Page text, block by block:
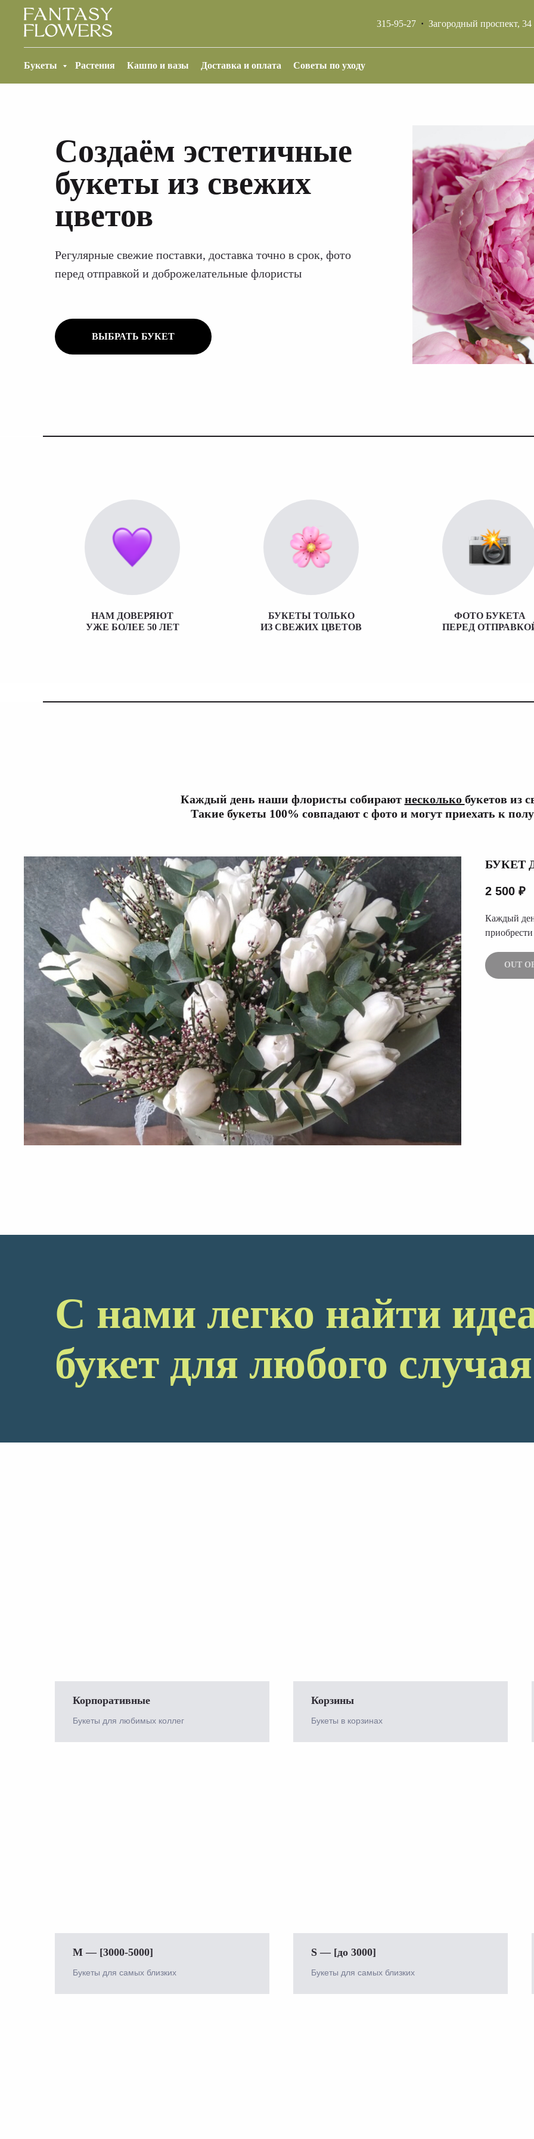
315-95-27 · Загородный проспект, 34
Букеты Растения Кашпо и вазы Доставка и оплата Советы по уходу
Cоздаём эстетичные
букеты из свежих
цветов
Регулярные свежие поставки, доставка точно в срок, фото
перед отправкой и доброжелательные флористы
ВЫБРАТЬ БУКЕТ
НАМ ДОВЕРЯЮТ
УЖЕ БОЛЕЕ 50 ЛЕТ
БУКЕТЫ ТОЛЬКО
ИЗ СВЕЖИХ ЦВЕТОВ
ФОТО БУКЕТА
ПЕРЕД
Каждый день наши флористы собирают несколько букетов из
Такие букеты 100% совпадают с фото и могут приехать к
БУКЕТ
2 500 ₽
Каждый
OUT
С нами легко найти
букет для любого случая
Корпоративные
Букеты для любимых коллег
Корзины
Букеты в корзинах
M — [3000-5000]
Букеты для самых близких
S — [до 3000]
Букеты для самых близких